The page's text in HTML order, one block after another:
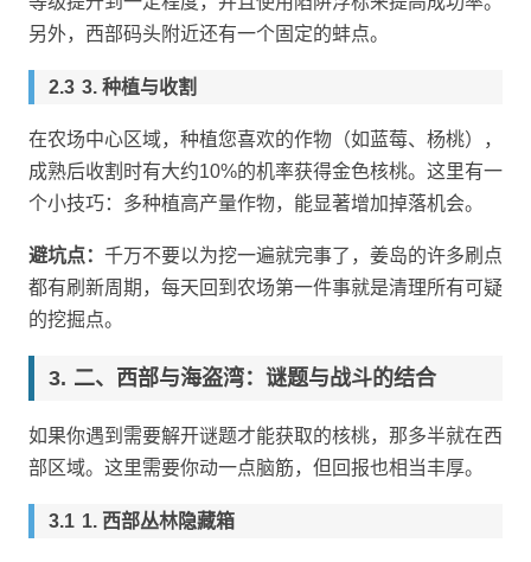
另外，西部码头附近还有一个固定的蚌点。
3. 种植与收割
在农场中心区域，种植您喜欢的作物（如蓝莓、杨桃），
成熟后收割时有大约10%的机率获得金色核桃。这里有一
个小技巧：多种植高产量作物，能显著增加掉落机会。
避坑点： 千万不要以为挖一遍就完事了，姜岛的许多刷点
都有刷新周期，每天回到农场第一件事就是清理所有可疑
的挖掘点。
二、西部与海盗湾：谜题与战斗的结合
如果你遇到需要解开谜题才能获取的核桃，那多半就在西
部区域。这里需要你动一点脑筋，但回报也相当丰厚。
1. 西部丛林隐藏箱